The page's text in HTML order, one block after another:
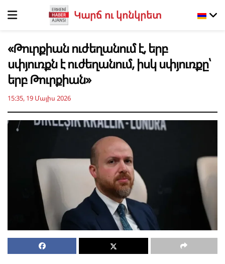
Կարճ ու կոնկրետ
«Թուրքիան ուժեղանում է, երբ
սփյուռքն է ուժեղանում, իսկ սփյուռքը՝
երբ Թուրքիան»
15:35, 19 Մայիս 2026